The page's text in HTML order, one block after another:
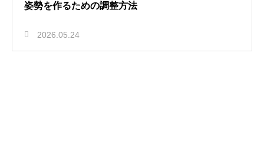
姿勢を作るための調整方法
2026.05.24